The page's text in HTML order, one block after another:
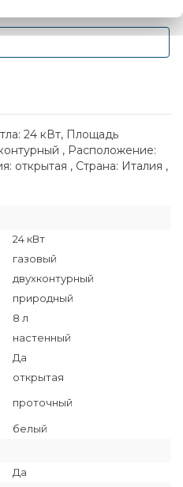
24 кВт, Площадь
, Расположение:
открытая , Страна: Италия ,
24 кВт
газовый
двухконтурный
природный
8 л
настенный
Да
открытая
проточный
белый
Да